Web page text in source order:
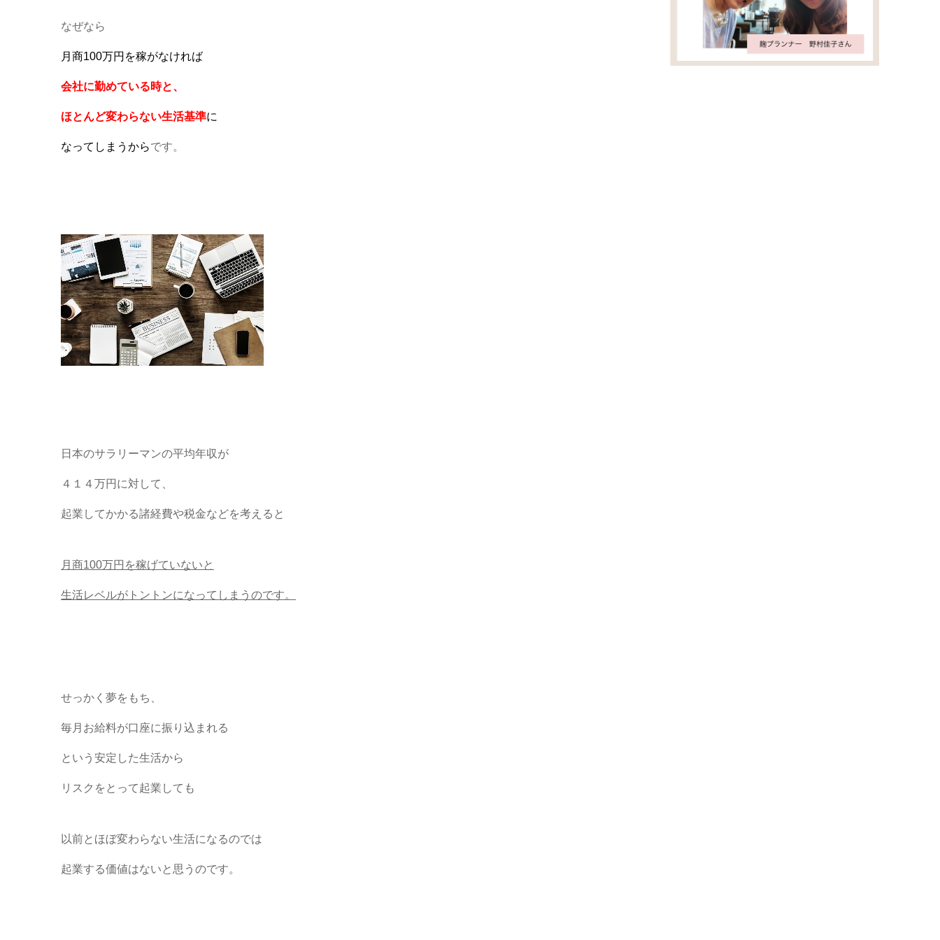
なぜなら
月商100万円を稼がなければ
会社に勤めている時と、
ほとんど変わらない生活基準に
なってしまうからです。
日本のサラリーマンの平均年収が
４１４万円に対して、
起業してかかる諸経費や税金などを考えると
月商100万円を稼げていないと
生活レベルがトントンになってしまうのです。
せっかく夢をもち、
毎月お給料が口座に振り込まれる
という安定した生活から
リスクをとって起業しても
以前とほぼ変わらない生活になるのでは
起業する価値はないと思うのです。